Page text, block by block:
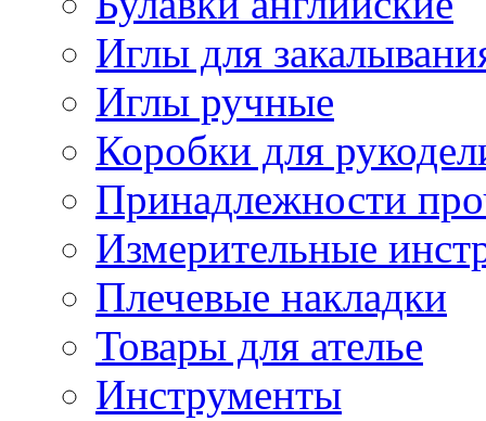
Иглы для
Иглы ручные
Коробки для
Принадлежности
Измерительные
Плечевые накладки
Товары для ателье
Инструменты